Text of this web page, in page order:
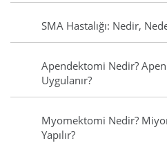
SMA Hastalığı: Nedir,
Apendektomi Nedir?
Uygulanır?
Myomektomi Nedir?
Yapılır?